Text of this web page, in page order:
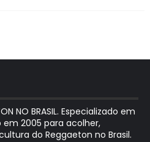
NO BRASIL. Especializado em
2005 para acolher,
do Reggaeton no Brasil.